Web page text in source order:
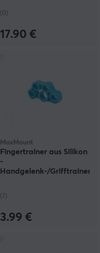
(0)
17.90 €
MaxMount
Fingertrainer aus Silikon
-
Handgelenk-/Grifftrainer
(7)
3.99 €